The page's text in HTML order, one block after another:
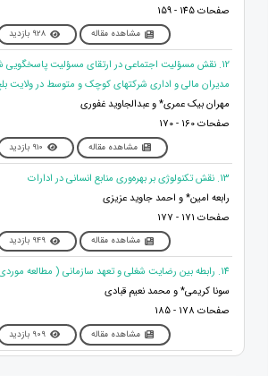
صفحات 145 - 159
مشاهده مقاله 928 بازدید
12. نقش مسؤلیت اجتماعی در ارتقای مسؤلیت پاسخگویی
مدیران مالی و اداری شرکتهای کوچک و متوسط در ولایت
مهران بیک عمری* و عبدالجاوید غفوری
صفحات 160 - 170
مشاهده مقاله 910 بازدید
13. نقش تکنولوژی بر بهره‌وری منابع انسانی در ادارات
رابعه امین* و احمد جاوید عزیزی
صفحات 171 - 177
مشاهده مقاله 949 بازدید
14. رابطه بین رضایت شغلی و تعهد سازمانی ( مطالعه موردی دانشگاه آریا)
سونا کریمی* و محمد نعیم قبادی
صفحات 178 - 185
مشاهده مقاله 909 بازدید